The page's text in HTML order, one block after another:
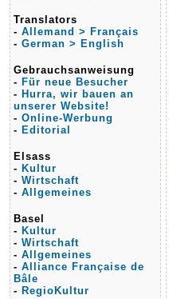
Translators
- Allemand > Français
- German > English
Gebrauchsanweisung
- Für neue Besucher
- Hurra, wir bauen an
unserer Website!
- Online-Werbung
- Editorial
Elsass
- Kultur
- Wirtschaft
- Allgemeines
Basel
- Kultur
- Wirtschaft
- Allgemeines
- Alliance Française de
Bâle
- RegioKultur